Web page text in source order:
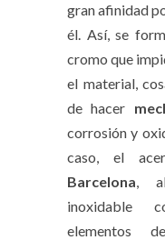
gran afinidad
él. Así, se
cromo que
el material,
de hacer
corrosión y
caso, el
Barcelona,
inoxidable
elementos